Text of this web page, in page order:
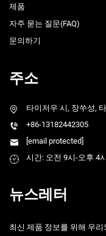
제품
자주 묻는 질문(FAQ)
문의하기
주소
타이저우 시, 장쑤성,
+86-13182442305
[email protected]
시간: 오전 9시-오후 4시
뉴스레터
최신 제품 정보를 위해 우